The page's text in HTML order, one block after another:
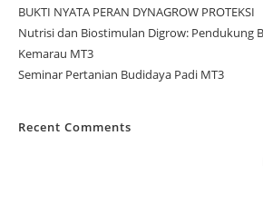
BUKTI NYATA PERAN DYNAGROW PROTEKSI
Nutrisi dan Biostimulan Digrow: Pendukung
Kemarau MT3
Seminar Pertanian Budidaya Padi MT3
Recent Comments